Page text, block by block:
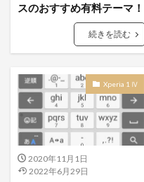
スのおすすめ有料テーマ！
続きを読む
Xperia 1 Ⅳ
2020年11月1日
2022年6月29日